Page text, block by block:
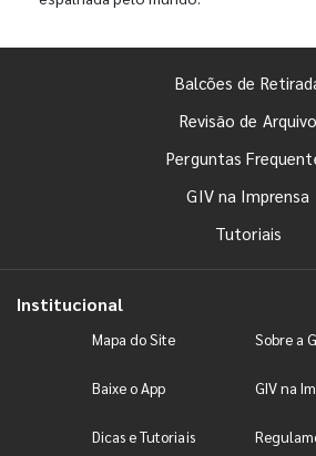
Balcões de
Revisão de Arquivo
Perguntas
GIV na Imprensa
Tutoriais
Institucional
Mapa do Site Sobre a
Baixe o App GIV na
Dicas e Tutoriais